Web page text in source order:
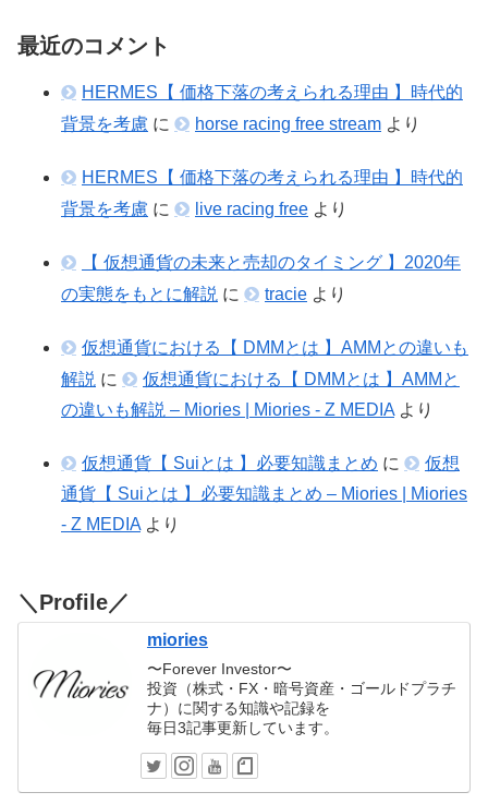
最近のコメント
HERMES【 価格下落の考えられる理由 】時代的
背景を考慮 に horse racing free stream より
HERMES【 価格下落の考えられる理由 】時代的
背景を考慮 に live racing free より
【 仮想通貨の未来と売却のタイミング 】2020年
の実態をもとに解説 に tracie より
仮想通貨における【 DMMとは 】AMMとの違いも
解説 に
仮想通貨における【 DMMとは 】AMMと
の違いも解説 – Miories | Miories - Z MEDIA より
仮想通貨【 Suiとは 】必要知識まとめ に
仮想
通貨【 Suiとは 】必要知識まとめ – Miories | Miories
- Z MEDIA より
＼Profile／
miories
〜Forever Investor〜
投資（株式・FX・暗号資産・ゴールドプラチ
ナ）に関する知識や記録を
毎日3記事更新しています。